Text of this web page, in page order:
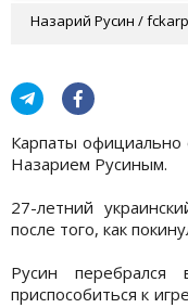
Назарий Русин /
Карпаты официально
Назарием Русиным.
27-летний
после того, как
Русин
приспособиться к